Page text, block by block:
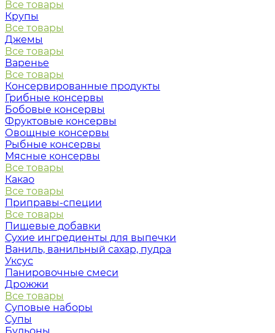
Все товары
Крупы
Все товары
Джемы
Все товары
Варенье
Все товары
Консервированные продукты
Грибные консервы
Бобовые консервы
Фруктовые консервы
Овощные консервы
Рыбные консервы
Мясные консервы
Все товары
Какао
Все товары
Приправы-специи
Все товары
Пищевые добавки
Сухие ингредиенты для выпечки
Ваниль, ванильный сахар, пудра
Уксус
Панировочные смеси
Дрожжи
Все товары
Суповые наборы
Супы